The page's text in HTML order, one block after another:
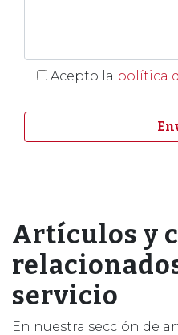
Acepto la política
Artículos y
servicio
En nuestra sección de